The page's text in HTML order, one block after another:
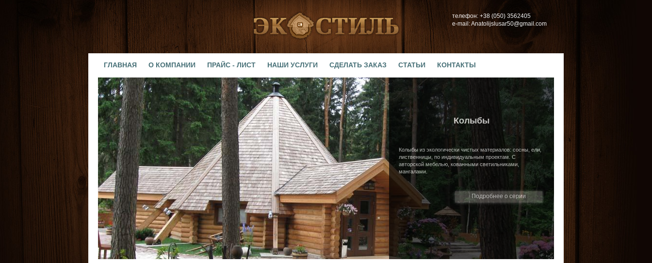
телефон: +38 (050) 3562405
e-mail: Anatolijslusar50@gmail.com
ГЛАВНАЯ О КОМПАНИИ ПРАЙС - ЛИСТ НАШИ УСЛУГИ СДЕЛАТЬ ЗАКАЗ СТАТЬИ КОНТАКТЫ
Колыбы
Колыбы из экологически чистых материалов: сосны, ели,
лиственницы, по индивидуальным проектам. С
авторской мебелью, кованными светильниками,
мангалами.
Подробнее о серии